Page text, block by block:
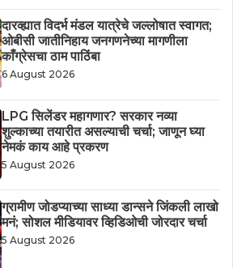
दारव्ह्यात विदर्भ मंडल यात्रेचे जल्लोषात स्वागत;
ओबीसी जातीनिहाय जनगणनेच्या मागणीला
काँग्रेसचा ठाम पाठिंबा
6 August 2026
LPG सिलेंडर महागणार? सरकार नव्या
शुल्काच्या तयारीत असल्याची चर्चा; जाणून घ्या
नेमकं काय आहे प्रकरण
5 August 2026
ग्रामीण जोडप्याच्या साध्या डान्सने जिंकली लाखो
मनं; सोशल मीडियावर व्हिडिओची जोरदार चर्चा
5 August 2026